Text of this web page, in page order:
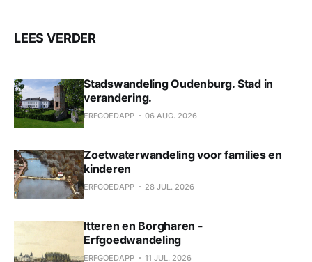
LEES VERDER
Stadswandeling Oudenburg. Stad in
verandering.
ERFGOEDAPP 06 AUG. 2026
Zoetwaterwandeling voor families en
kinderen
ERFGOEDAPP 28 JUL. 2026
Itteren en Borgharen -
Erfgoedwandeling
ERFGOEDAPP 11 JUL. 2026